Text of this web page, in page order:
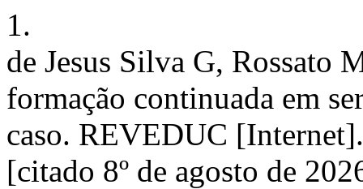
1.
de Jesus Silva G, Rossato
formação continuada em
caso. REVEDUC
[citado 8º de agosto de